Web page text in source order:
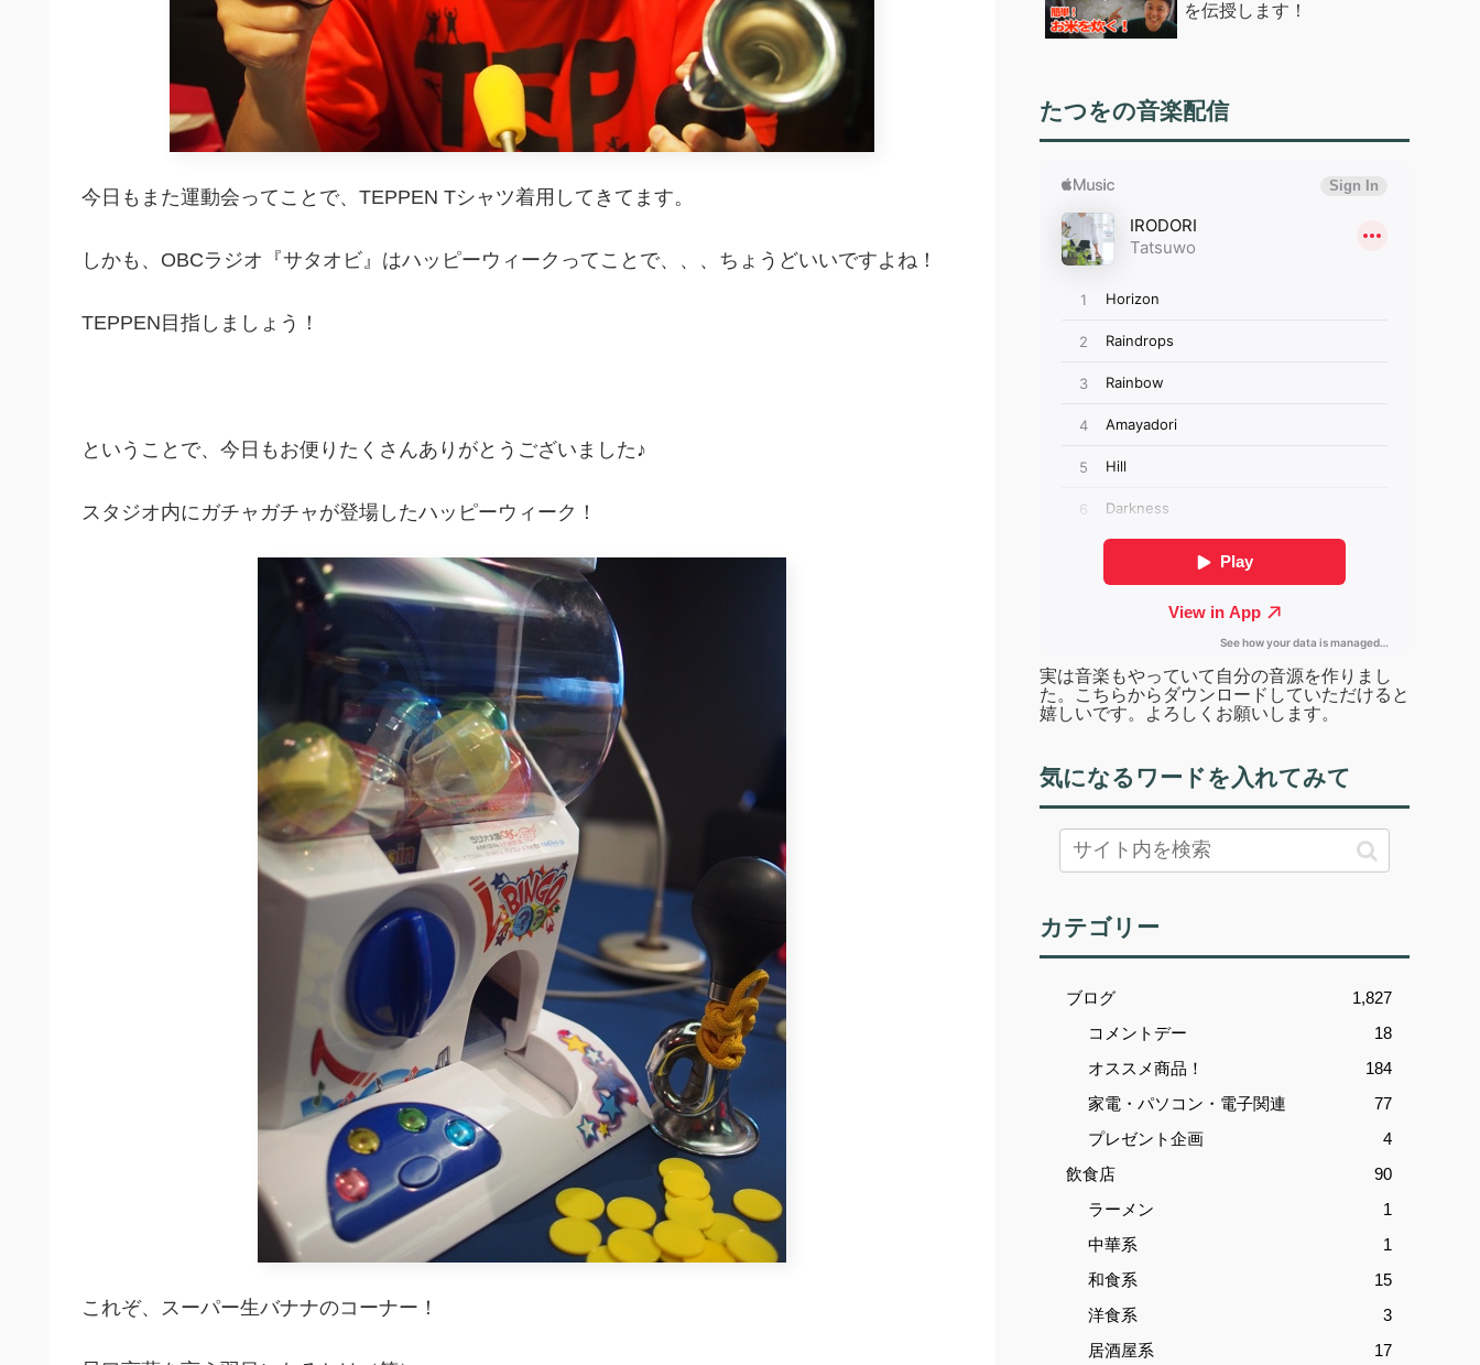
今日もまた運動会ってことで、TEPPEN Tシャツ着用してきてます。
しかも、OBCラジオ『サタオビ』はハッピーウィークってことで、、、ちょうどいいですよね！
TEPPEN目指しましょう！
ということで、今日もお便りたくさんありがとうございました♪
スタジオ内にガチャガチャが登場したハッピーウィーク！
これぞ、スーパー生バナナのコーナー！
を伝授します！
たつをの音楽配信
実は音楽もやっていて自分の音源を作りまし
た。こちらからダウンロードしていただけると
嬉しいです。よろしくお願いします。
気になるワードを入れてみて
カテゴリー
ブログ
1,827
コメントデー
18
オススメ商品！
184
家電・パソコン・電子関連
77
プレゼント企画
4
飲食店
90
ラーメン
1
中華系
1
和食系
15
洋食系
3
居酒屋系
17